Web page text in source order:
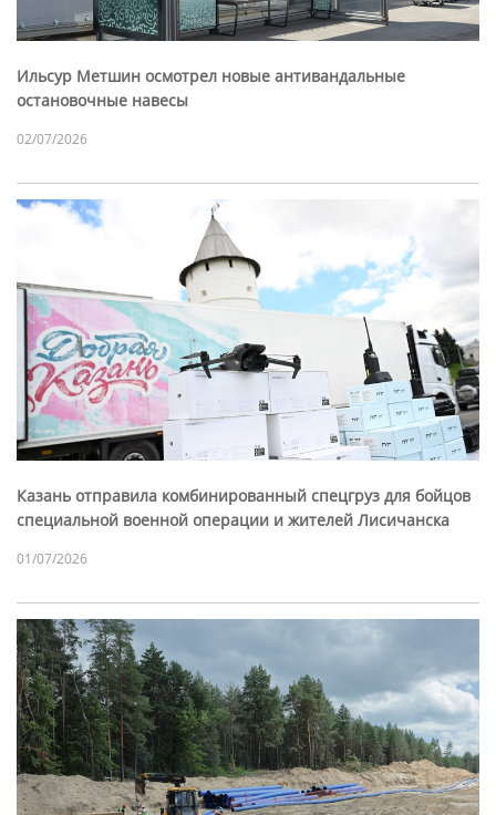
Ильсур Метшин осмотрел новые антивандальные
остановочные навесы
02/07/2026
Казань отправила комбинированный спецгруз для бойцов
специальной военной операции и жителей Лисичанска
01/07/2026